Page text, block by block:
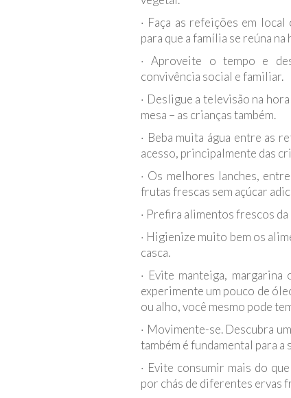
· Faça as refeições em
para que a família se reúna
· Aproveite o tempo e
convivência social e familiar.
· Desligue a televisão na
mesa – as crianças também.
· Beba muita água entre as
acesso, principalmente das
· Os melhores lanches,
frutas frescas sem açúcar
· Prefira alimentos frescos
· Higienize muito bem os
casca.
· Evite manteiga,
experimente um pouco de
ou alho, você mesmo pode
· Movimente-se. Descubra
também é fundamental para a
· Evite consumir mais do
por chás de diferentes ervas